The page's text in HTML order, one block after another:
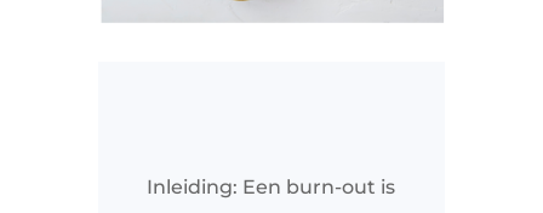
Inleiding: Een burn-out is